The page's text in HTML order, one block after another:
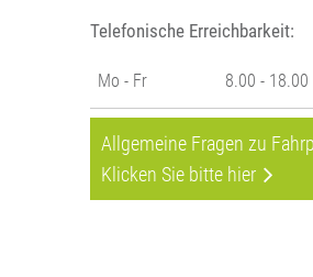
Telefonische Erreichbarkeit:
Mo - Fr 8.00 - 18.00
Allgemeine Fragen zu
Klicken Sie bitte hier